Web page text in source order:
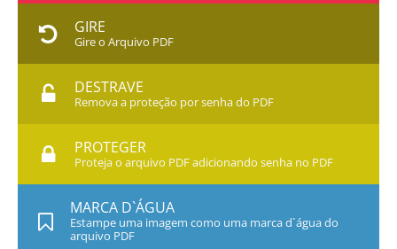
GIRE
Gire o Arquivo PDF
DESTRAVE
Remova a proteção por senha do PDF
PROTEGER
Proteja o arquivo PDF adicionando senha no PDF
MARCA D`ÁGUA
Estampe uma imagem como uma marca d`água do
arquivo PDF